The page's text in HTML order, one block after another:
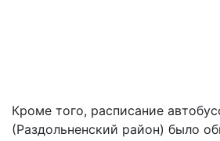
Кроме того, расписание
(Раздольненский район) было